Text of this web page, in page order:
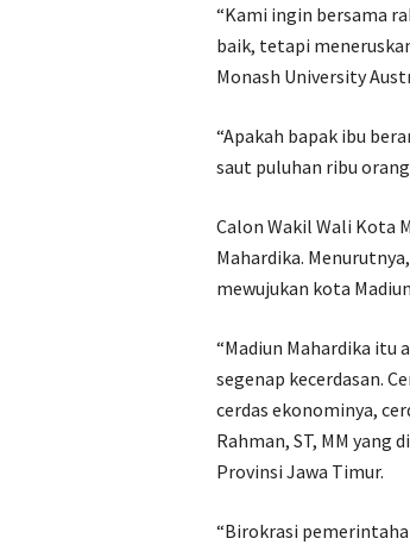
“Kami ingin bersama
baik, tetapi
Monash University
“Apakah bapak ibu
saut puluhan ribu
Calon Wakil Wali Kota
Mahardika.
mewujukan kota
“Madiun Mahardika itu
segenap kecerdasan.
cerdas ekonominya,
Rahman, ST, MM yang
Provinsi Jawa Timur.
“Birokrasi